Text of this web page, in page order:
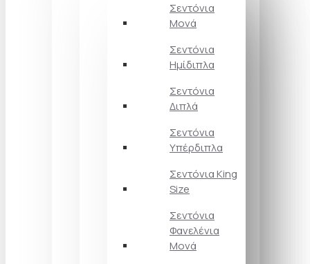
Σεντόνια
Μονά
Σεντόνια
Ημίδιπλα
Σεντόνια
Διπλά
Σεντόνια
Υπέρδιπλα
Σεντόνια King
Size
Σεντόνια
Φανελένια
Μονά